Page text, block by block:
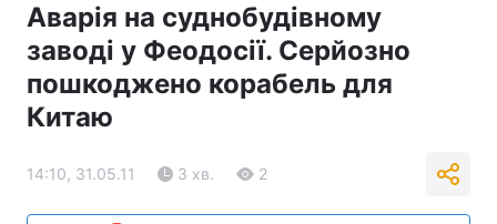
Аварія на суднобудівному
заводі у Феодосії. Серйозно
пошкоджено корабель для
Китаю
14:10, 31.05.11 3 хв. 2